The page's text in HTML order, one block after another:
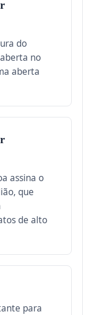
do
no
aberta
assina o
que
de alto
para